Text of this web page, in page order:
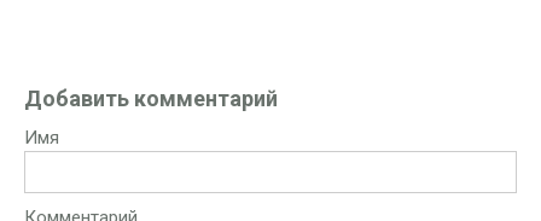
Добавить комментарий
Имя